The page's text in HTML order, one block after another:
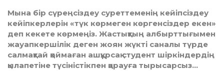
Мына бір сүреңсіздеу суреттеменің кейіпсіздеу
кейіпкерлерін «түк көрмеген көргенсіздер екен»
деп кекете көрмеңіз. Жастықтың албырттығымен
жауапкершілік деген жоян жүкті саналы түрде
салмақтай қоймаған ашқұрсақ студент шіркіндердің
қылапетіне түсіністікпен қарауға тырысарсыз…